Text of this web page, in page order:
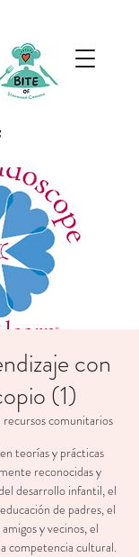
con
(1)
comunitarios
teorías y prácticas
reconocidas y
desarrollo infantil, el
de padres, el
y vecinos, el
competencia cultural.